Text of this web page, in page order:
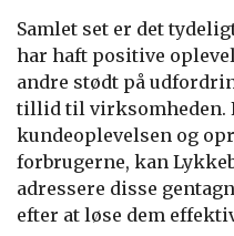
Samlet set er det
har haft positive
andre stødt på
tillid til virksomheden.
kundeoplevelsen og
forbrugerne, kan
adressere disse
efter at løse dem